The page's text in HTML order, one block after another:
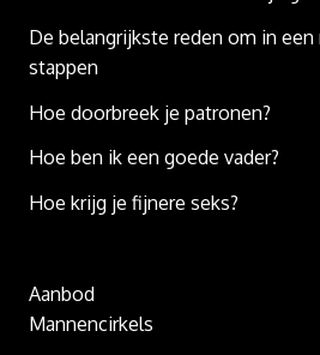
De belangrijkste reden om in
stappen
Hoe doorbreek je patronen?
Hoe ben ik een goede vader?
Hoe krijg je fijnere seks?
Aanbod
Mannencirkels